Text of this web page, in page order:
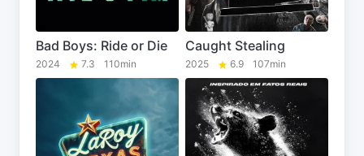
Bad Boys: Ride or Die
2024 7.3 110min
Caught Stealing
2025 6.9 107min